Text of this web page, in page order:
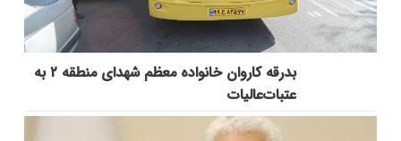
بدرقه کاروان خانواده معظم شهدای منطقه ۲ به
عتبات‌عالیات